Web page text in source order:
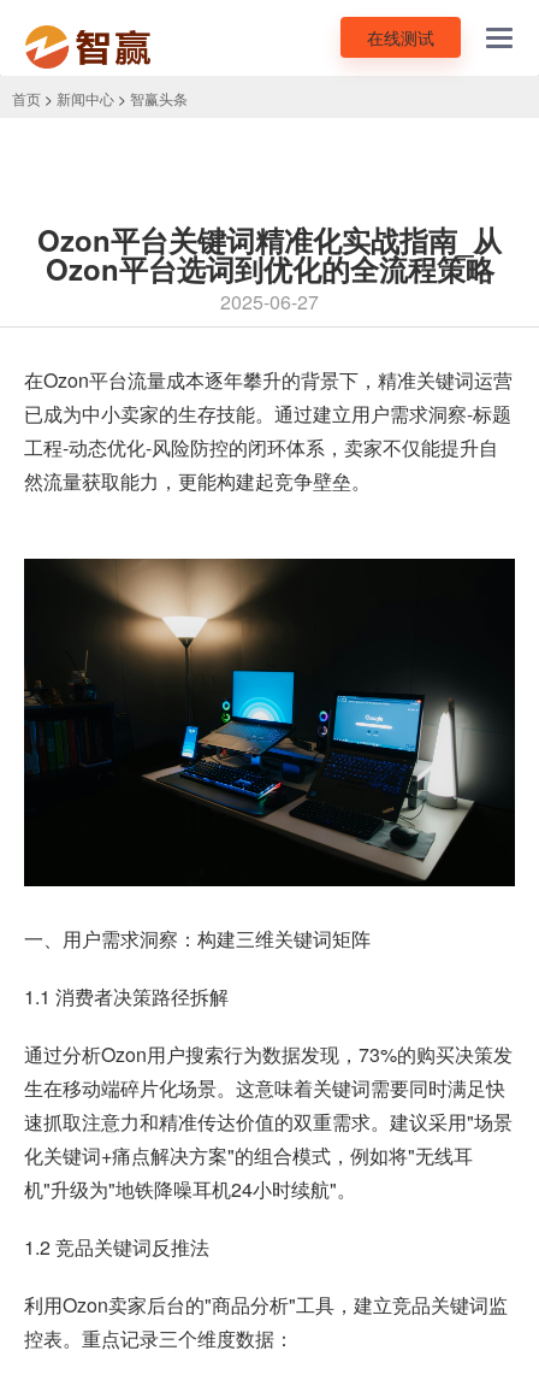
在线测试
首页 > 新闻中心 > 智赢头条
Ozon平台关键词精准化实战指南_从
Ozon平台选词到优化的全流程策略
2025-06-27
在Ozon平台流量成本逐年攀升的背景下，精准关键词运营
已成为中小卖家的生存技能。通过建立用户需求洞察-标题
工程-动态优化-风险防控的闭环体系，卖家不仅能提升自
然流量获取能力，更能构建起竞争壁垒。
一、用户需求洞察：构建三维关键词矩阵
1.1 消费者决策路径拆解
通过分析Ozon用户搜索行为数据发现，73%的购买决策发
生在移动端碎片化场景。这意味着关键词需要同时满足快
速抓取注意力和精准传达价值的双重需求。建议采用"场景
化关键词+痛点解决方案"的组合模式，例如将"无线耳
机"升级为"地铁降噪耳机24小时续航"。
1.2 竞品关键词反推法
利用Ozon卖家后台的"商品分析"工具，建立竞品关键词监
控表。重点记录三个维度数据：